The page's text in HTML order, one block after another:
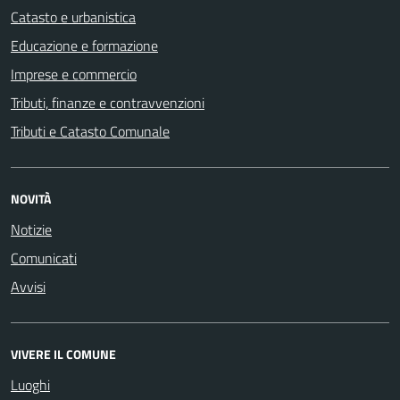
Catasto e urbanistica
Educazione e formazione
Imprese e commercio
Tributi, finanze e contravvenzioni
Tributi e Catasto Comunale
NOVITÀ
Notizie
Comunicati
Avvisi
VIVERE IL COMUNE
Luoghi